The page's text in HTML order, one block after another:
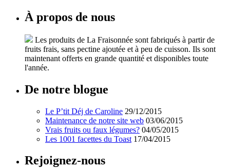
À propos de nous
Les produits de La Fraisonnée sont fabriqués à partir de
fruits frais, sans pectine ajoutée et à peu de cuisson. Ils sont
maintenant offerts en grande quantité et disponibles toute
l'année.
De notre blogue
Le P’tit Déj de Caroline 29/12/2015
Maintenance de notre site web 03/06/2015
Vrais fruits ou faux légumes? 04/05/2015
Les 1001 facettes du Toast 17/04/2015
Rejoignez-nous